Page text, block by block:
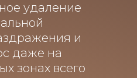
удаление
и
даже на
зонах всего